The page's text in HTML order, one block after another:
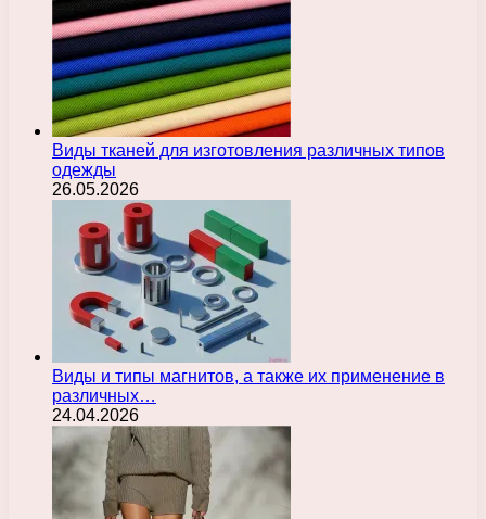
Виды тканей для изготовления различных типов
одежды
26.05.2026
Виды и типы магнитов, а также их применение в
различных…
24.04.2026